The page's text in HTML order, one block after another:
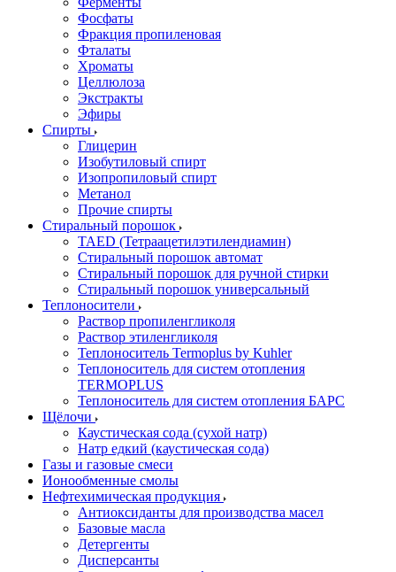
Фосфаты
Фракция пропиленовая
Фталаты
Хроматы
Целлюлоза
Экстракты
Эфиры
Спирты
Глицерин
Изобутиловый спирт
Изопропиловый спирт
Метанол
Прочие спирты
Стиральный порошок
TAED (Тетраацетилэтилендиамин)
Стиральный порошок автомат
Стиральный порошок для ручной стирки
Стиральный порошок универсальный
Теплоносители
Раствор пропиленгликоля
Раствор этиленгликоля
Теплоноситель Termoplus by Kuhler
Теплоноситель для систем отопления
TERMOPLUS
Теплоноситель для систем отопления БАРС
Щёлочи
Каустическая сода (сухой натр)
Натр едкий (каустическая сода)
Газы и газовые смеси
Ионообменные смолы
Нефтехимическая продукция
Антиоксиданты для производства масел
Базовые масла
Детергенты
Дисперсанты